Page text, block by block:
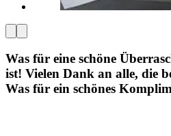
Was für eine schöne
ist! Vielen Dank an alle, die
Was für ein schönes